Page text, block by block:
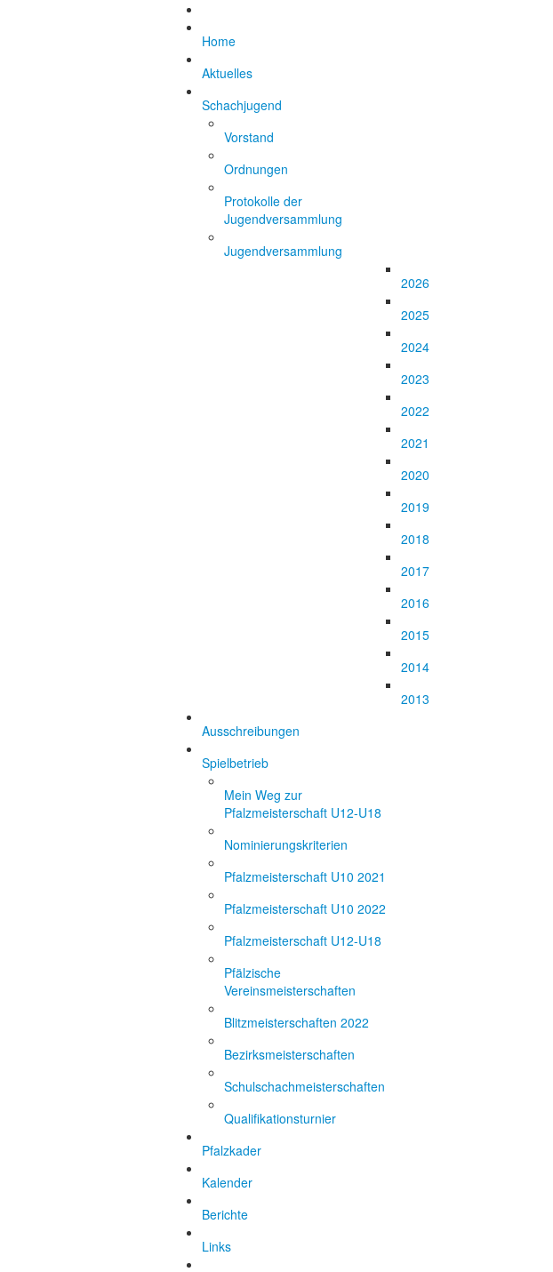
Home
Aktuelles
Schachjugend
Vorstand
Ordnungen
Protokolle der
Jugendversammlung
Jugendversammlung
2026
2025
2024
2023
2022
2021
2020
2019
2018
2017
2016
2015
2014
2013
Ausschreibungen
Spielbetrieb
Mein Weg zur
Pfalzmeisterschaft U12-U18
Nominierungskriterien
Pfalzmeisterschaft U10 2021
Pfalzmeisterschaft U10 2022
Pfalzmeisterschaft U12-U18
Pfälzische
Vereinsmeisterschaften
Blitzmeisterschaften 2022
Bezirksmeisterschaften
Schulschachmeisterschaften
Qualifikationsturnier
Pfalzkader
Kalender
Berichte
Links